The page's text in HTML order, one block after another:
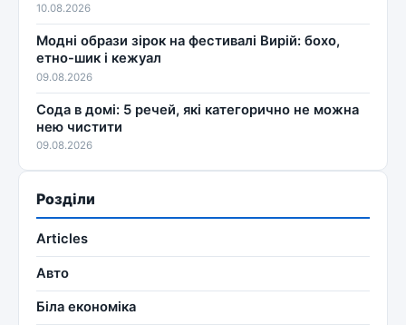
10.08.2026
Модні образи зірок на фестивалі Вирій: бохо,
етно-шик і кежуал
09.08.2026
Сода в домі: 5 речей, які категорично не можна
нею чистити
09.08.2026
Розділи
Articles
Авто
Біла економіка